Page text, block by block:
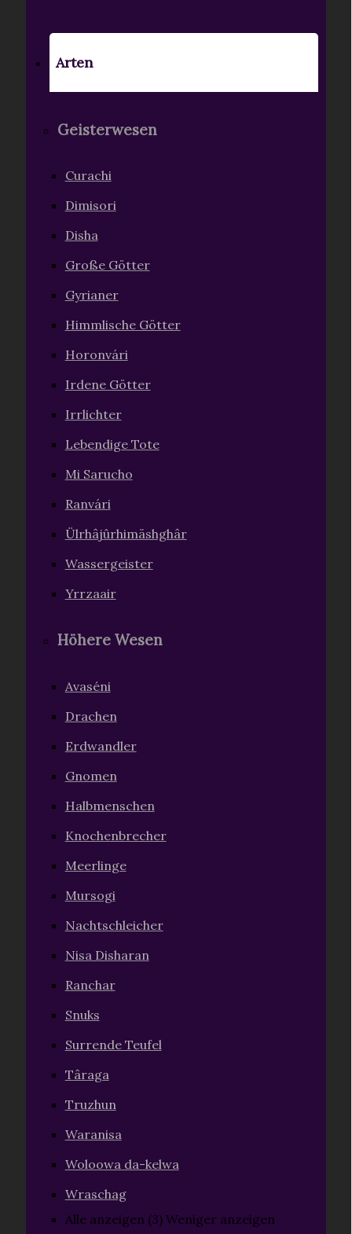
Arten
Geisterwesen
Curachi
Dimisori
Disha
Große Götter
Gyrianer
Himmlische Götter
Horonvári
Irdene Götter
Irrlichter
Lebendige Tote
Mi Sarucho
Ranvári
Ülrhâjûrhimäshghâr
Wassergeister
Yrrzaair
Höhere Wesen
Avaséni
Drachen
Erdwandler
Gnomen
Halbmenschen
Knochenbrecher
Meerlinge
Mursogi
Nachtschleicher
Nisa Disharan
Ranchar
Snuks
Surrende Teufel
Târaga
Truzhun
Waranisa
Woloowa da-kelwa
Wraschag
Alle anzeigen (3) Weniger anzeigen